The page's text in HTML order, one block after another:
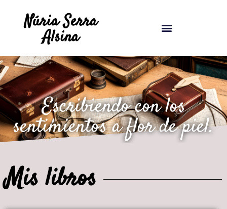
Núria Serra
Alsina
Escribiendo con los
sentimientos a flor de piel.
Mis libros